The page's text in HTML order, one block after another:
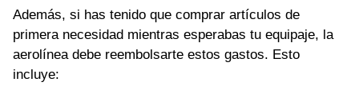
Además, si has tenido que comprar artículos de
primera necesidad mientras esperabas tu equipaje, la
aerolínea debe reembolsarte estos gastos. Esto
incluye: